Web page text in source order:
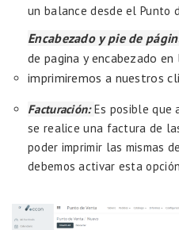
un balance desde el Punto
Encabezado y pie de
de pagina y encabezado
imprimiremos a nuestros
Facturación: Es posible que
se realice una factura de
poder imprimir las mismas
debemos activar esta